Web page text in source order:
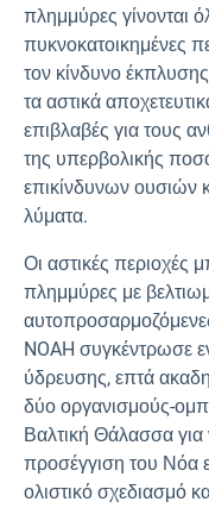
πλημμύρες γίνονται
πυκνοκατοικημένες
τον κίνδυνο
τα αστικά
επιβλαβές για τους
της υπερβολικής
επικίνδυνων ουσιών
λύματα.
Οι αστικές περιοχές
πλημμύρες με
NOAH συγκέντρωσε
ύδρευσης, επτά
δύο οργανισμούς-
Βαλτική Θάλασσα για
προσέγγιση του Νόα
ολιστικό σχεδιασμό